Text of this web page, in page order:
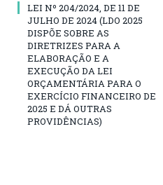
LEI Nº 204/2024, DE 11 DE
JULHO DE 2024 (LDO 2025
DISPÕE SOBRE AS
DIRETRIZES PARA A
ELABORAÇÃO E A
EXECUÇÃO DA LEI
ORÇAMENTÁRIA PARA O
EXERCÍCIO FINANCEIRO DE
2025 E DÁ OUTRAS
PROVIDÊNCIAS)